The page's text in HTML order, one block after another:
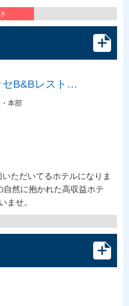
B&Bレスト…
本部
ただいてるホテルになりま
然に抱かれた高収益ホテ
ませ。